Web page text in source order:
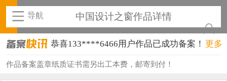
导航 中国设计之窗作品详情
恭喜133****6466用户作品已成功备案！
恭喜131****1475用户作品已成功备案！
更多
作品备案盖章纸质证书需另出工本费，邮寄到付！